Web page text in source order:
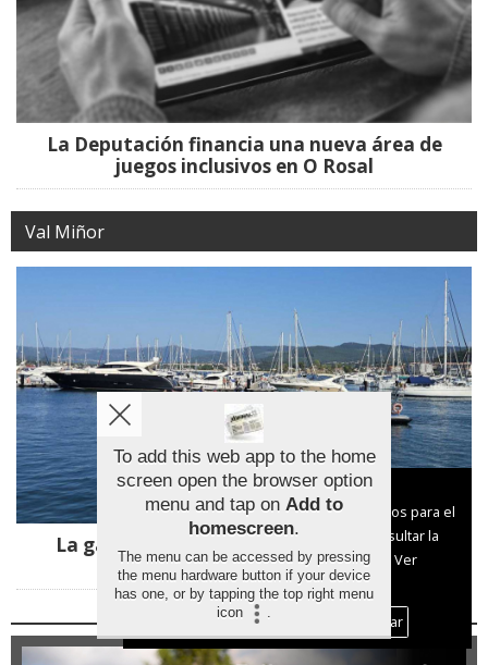
La Deputación financia una nueva área de
juegos inclusivos en O Rosal
Val Miñor
La gamela vuelve a reinar en Baiona con
ganadores de A Guarda y Tui
Aviso sobre el Uso de cookies:
Utilizamos cookies nuestras y de terceros para el
funcionamiento del digital. Puedes consultar la
lista de cookies y como desconectarlas.
Ver
nuestra Política de Privacidad y Cookies
Aceptar Cookies
Personalizar
To add this web app to the home
screen open the browser option
menu and tap on Add to
homescreen.
The menu can be accessed by pressing
the menu hardware button if your device
has one, or by tapping the top right menu
icon
.